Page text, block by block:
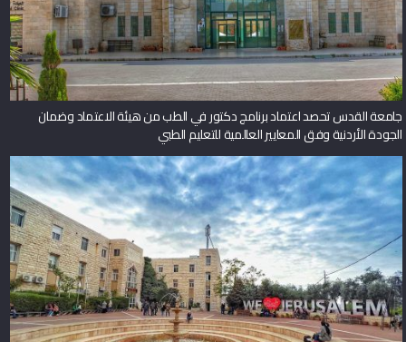
جامعة القدس تحصد اعتماد برنامج دكتور في الطب من هيئة الاعتماد وضمان
الجودة الأردنية وفق المعايير العالمية للتعليم الطبي